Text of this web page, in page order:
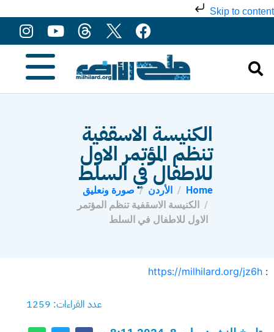
Skip to content
الكنيسة الاسقفية
تنظم المؤتمر الاول
للاطفال في السلط
Home الأردن
صورة ونعليق
الكنيسة الاسقفية تنظم المؤتمر
الاول للاطفال في السلط
:
https://milhilard.org/jz6h
عدد القراءات: 1259